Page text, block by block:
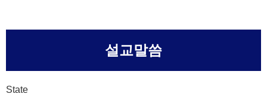
설교말씀
State